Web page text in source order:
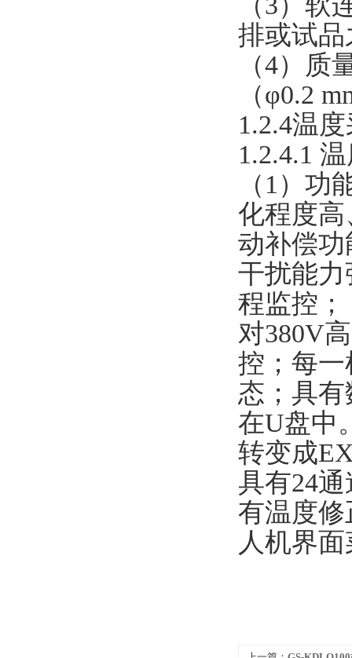
排或试
（4）质
（φ0.2
1.2.4温
1.2.4.1
（1）
化程度
动补偿
干扰能
程监控
对380V
控；每
态；具
在U盘中
转变成
具有24
有温度
人机界